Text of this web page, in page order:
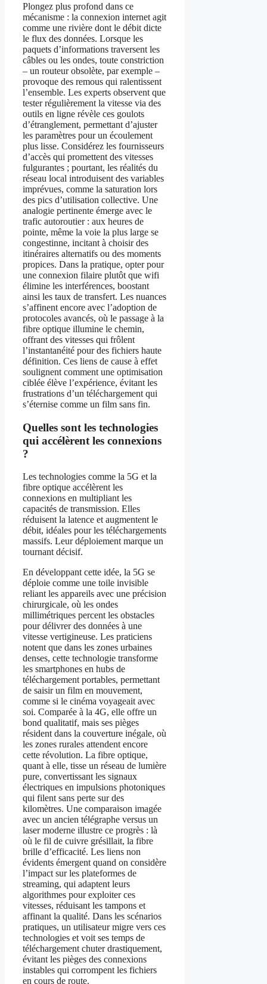
Plongez plus profond dans ce
mécanisme : la connexion internet agit
comme une rivière dont le débit dicte
le flux des données. Lorsque les
paquets d’informations traversent les
câbles ou les ondes, toute constriction
– un routeur obsolète, par exemple –
provoque des remous qui ralentissent
l’ensemble. Les experts observent que
tester régulièrement la vitesse via des
outils en ligne révèle ces goulots
d’étranglement, permettant d’ajuster
les paramètres pour un écoulement
plus lisse. Considérez les fournisseurs
d’accès qui promettent des vitesses
fulgurantes ; pourtant, les réalités du
réseau local introduisent des variables
imprévues, comme la saturation lors
des pics d’utilisation collective. Une
analogie pertinente émerge avec le
trafic autoroutier : aux heures de
pointe, même la voie la plus large se
congestinne, incitant à choisir des
itinéraires alternatifs ou des moments
propices. Dans la pratique, opter pour
une connexion filaire plutôt que wifi
élimine les interférences, boostant
ainsi les taux de transfert. Les nuances
s’affinent encore avec l’adoption de
protocoles avancés, où le passage à la
fibre optique illumine le chemin,
offrant des vitesses qui frôlent
l’instantanéité pour des fichiers haute
définition. Ces liens de cause à effet
soulignent comment une optimisation
ciblée élève l’expérience, évitant les
frustrations d’un téléchargement qui
s’éternise comme un film sans fin.
Quelles sont les technologies
qui accélèrent les connexions
?
Les technologies comme la 5G et la
fibre optique accélèrent les
connexions en multipliant les
capacités de transmission. Elles
réduisent la latence et augmentent le
débit, idéales pour les téléchargements
massifs. Leur déploiement marque un
tournant décisif.
En développant cette idée, la 5G se
déploie comme une toile invisible
reliant les appareils avec une précision
chirurgicale, où les ondes
millimétriques percent les obstacles
pour délivrer des données à une
vitesse vertigineuse. Les praticiens
notent que dans les zones urbaines
denses, cette technologie transforme
les smartphones en hubs de
téléchargement portables, permettant
de saisir un film en mouvement,
comme si le cinéma voyageait avec
soi. Comparée à la 4G, elle offre un
bond qualitatif, mais ses pièges
résident dans la couverture inégale, où
les zones rurales attendent encore
cette révolution. La fibre optique,
quant à elle, tisse un réseau de lumière
pure, convertissant les signaux
électriques en impulsions photoniques
qui filent sans perte sur des
kilomètres. Une comparaison imagée
avec un ancien télégraphe versus un
laser moderne illustre ce progrès : là
où le fil de cuivre grésillait, la fibre
brille d’efficacité. Les liens non
évidents émergent quand on considère
l’impact sur les plateformes de
streaming, qui adaptent leurs
algorithmes pour exploiter ces
vitesses, réduisant les tampons et
affinant la qualité. Dans les scénarios
pratiques, un utilisateur migre vers ces
technologies et voit ses temps de
téléchargement chuter drastiquement,
évitant les pièges des connexions
instables qui corrompent les fichiers
en cours de route.